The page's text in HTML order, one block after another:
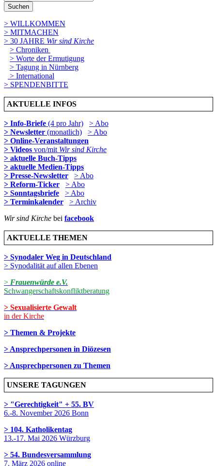
Suchen
> WILLKOMMEN
> MITMACHEN
> 30 JAHRE Wir sind Kirche
> Chroniken
> Worte der Ermutigung
> Tagung in Nürnberg
> International
> SPENDENBITTE
AKTUELLE INFOS
> Info-Briefe (4 pro Jahr)
> Abo
> Newsletter (monatlich)
> Abo
> Online-Veranstaltungen
> Videos von/mit Wir sind Kirche
> aktuelle Buch-Tipps
> aktuelle Medien-Tipps
> Presse-Newsletter
> Abo
> Reform-Ticker
> Abo
> Sonntagsbriefe
> Abo
> Terminkalender
> Archiv
Wir sind Kirche bei facebook
AKTUELLE THEMEN
> Synodaler Weg in Deutschland
> Synodalität auf allen Ebenen
> Frauenwürde e.V.
Schwangerschaftskonfliktberatung
> Sexualisierte Gewalt
in der Kirche
> Themen & Projekte
> Ansprechpersonen in Diözesen
> Ansprechpersonen zu Themen
UNSERE TAGUNGEN
> "Gerechtigkeit" + 55. BV
6.-8. November 2026 Bonn
> 104. Katholikentag
13.-17. Mai 2026 Würzburg
> 54. Bundesversammlung
7. März 2026 online